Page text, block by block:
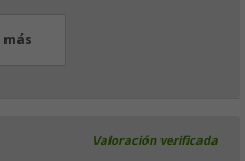
más
Valoración verificada